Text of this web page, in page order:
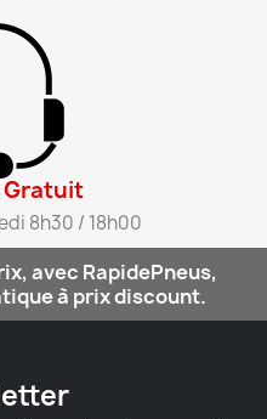
8h30 / 18h00​
avec RapidePneus,
à prix discount.